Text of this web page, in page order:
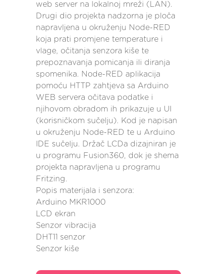
web server na lokalnoj mreži (LAN).
Drugi dio projekta nadzorna je ploča
napravljena u okruženju Node-RED
koja prati promjene temperature i
vlage, očitanja senzora kiše te
prepoznavanja pomicanja ili diranja
spomenika. Node-RED aplikacija
pomoću HTTP zahtjeva sa Arduino
WEB servera očitava podatke i
njihovom obradom ih prikazuje u UI
(korisničkom sučelju). Kod je napisan
u okruženju Node-RED te u Arduino
IDE sučelju. Držač LCDa dizajniran je
u programu Fusion360, dok je shema
projekta napravljena u programu
Fritzing.
Popis materijala i senzora:
Arduino MKR1000
LCD ekran
Senzor vibracija
DHT11 senzor
Senzor kiše